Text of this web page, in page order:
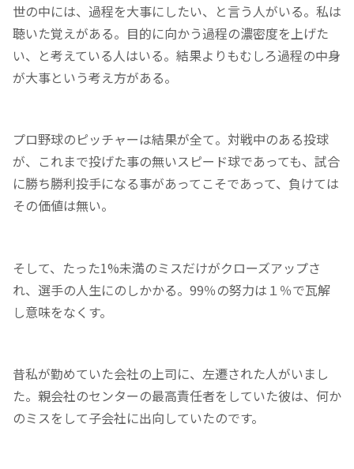
世の中には、過程を大事にしたい、と言う人がいる。私は
聴いた覚えがある。目的に向かう過程の濃密度を上げた
い、と考えている人はいる。結果よりもむしろ過程の中身
が大事という考え方がある。
プロ野球のピッチャーは結果が全て。対戦中のある投球
が、これまで投げた事の無いスピード球であっても、試合
に勝ち勝利投手になる事があってこそであって、負けては
その価値は無い。
そして、たった1%未満のミスだけがクローズアップさ
れ、選手の人生にのしかかる。99％の努力は１％で瓦解
し意味をなくす。
昔私が勤めていた会社の上司に、左遷された人がいまし
た。親会社のセンターの最高責任者をしていた彼は、何か
のミスをして子会社に出向していたのです。